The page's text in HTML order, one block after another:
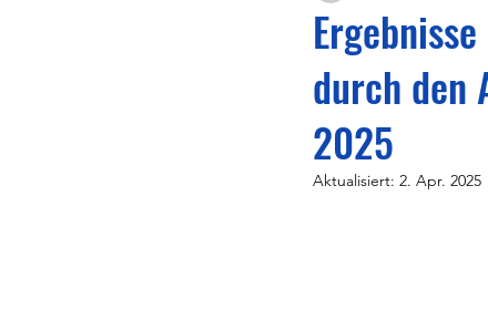
durch den
2025
Aktualisiert: 2. Apr. 2025